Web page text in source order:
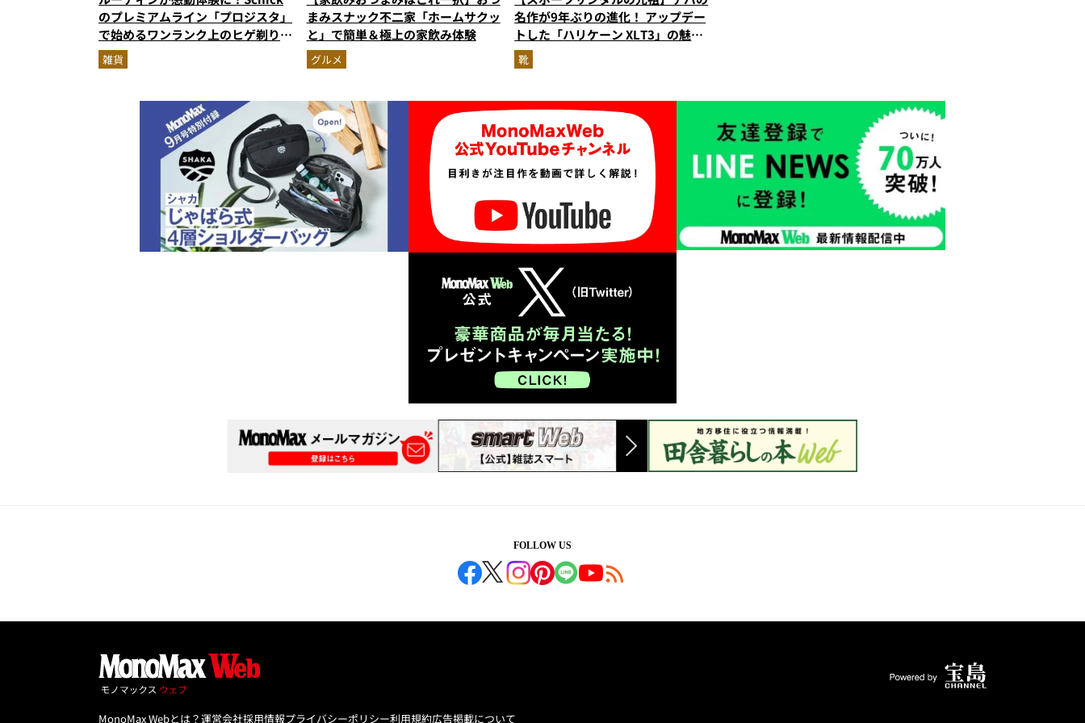
のプレミアムライン「プロジスタ」
で始めるワンランク上のヒゲ剃り習
慣
雑貨
まみスナック不二家「ホームサクッ
と」で簡単＆極上の家飲み体験
グルメ
名作が9年ぶりの進化！ アップデー
トした「ハリケーン XLT3」の魅力
を識者があらゆる角度から徹底解
説！
靴
FOLLOW US
MonoMax Webとは？運営会社採用情報プライバシーポリシー利用規約広告掲載について